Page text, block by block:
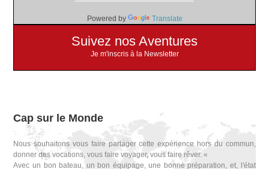
Powered by Translate
Suivez nos Aventures
Je m'inscris à la Newsletter
Cap sur le Monde
Nous souhaitons vous faire partager cette expérience hors du commun,
donner des vocations, vous faire voyager, vous faire rêver. «
Avec un bon bateau, un bon équipage, une bonne préparation, et, l'état